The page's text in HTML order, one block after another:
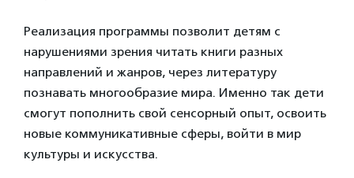
Реализация программы позволит детям с
нарушениями зрения читать книги разных
направлений и жанров, через литературу
познавать многообразие мира. Именно так дети
смогут пополнить свой сенсорный опыт, освоить
новые коммуникативные сферы, войти в мир
культуры и искусства.